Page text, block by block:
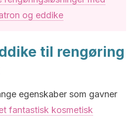
og eddike
til rengøring
egenskaber som gavner
fantastisk kosmetisk